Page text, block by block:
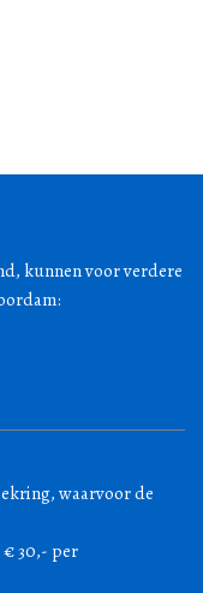
kunnen voor verdere
waarvoor de
€ 30,- per